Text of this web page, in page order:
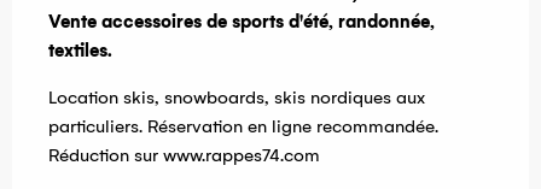
Vente accessoires de sports d'été, randonnée,
textiles.
Location skis, snowboards, skis nordiques aux
particuliers. Réservation en ligne recommandée.
Réduction sur www.rappes74.com